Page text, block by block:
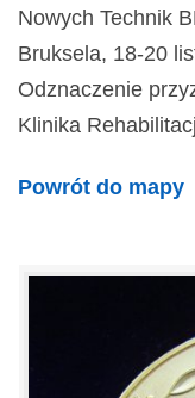
Nowych Technik
Bruksela, 18-20
Odznaczenie
Klinika
Powrót do mapy